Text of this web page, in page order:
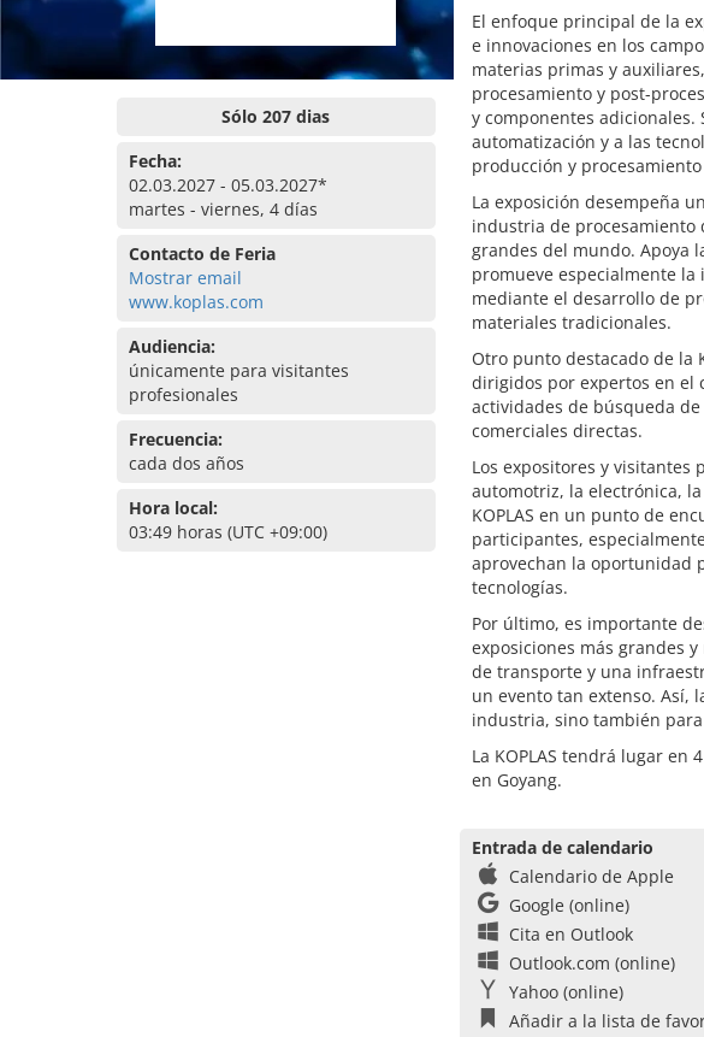
Sólo 207 dias
Fecha:
02.03.2027 - 05.03.2027*
martes - viernes, 4 días
Contacto de Feria
Mostrar email
www.koplas.com
Audiencia:
únicamente para visitantes
profesionales
Frecuencia:
cada dos años
Hora local:
03:49 horas (UTC +09:00)
El enfoque principal de la
e innovaciones en los
materias primas y
procesamiento y post-
y componentes adicionales.
automatización y a las
producción y
La exposición desempeña
industria de procesamiento
grandes del mundo. Apoya
promueve especialmente
mediante el desarrollo de
materiales tradicionales.
Otro punto destacado de la
dirigidos por expertos en el
actividades de búsqueda
comerciales directas.
Los expositores y visitantes
automotriz, la electrónica,
KOPLAS en un punto de
participantes,
aprovechan la oportunidad
tecnologías.
Por último, es importante
exposiciones más grandes
de transporte y una
un evento tan extenso. Así,
industria, sino también
La KOPLAS tendrá lugar en
en Goyang.
Entrada de calendario
Calendario de Apple
Google (online)
Cita en Outlook
Outlook.com (online)
Yahoo (online)
Añadir a la lista de